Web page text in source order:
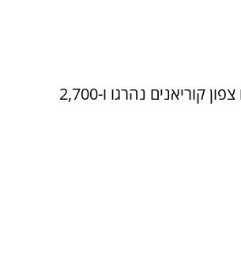
במודיעין הדרום קוריאני נטען לפני כחודשיים כי לפחות 300 חיילים צפון קוריאנים נהרגו ו-2,700